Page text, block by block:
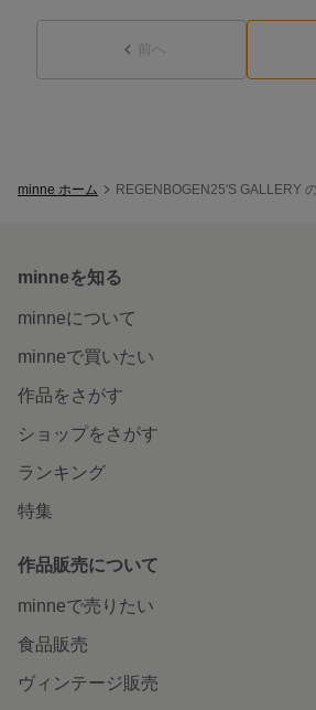
前へ
minne ホーム REGENBOGEN25'S GALLERY
minneを知る
minneについて
minneで買いたい
作品をさがす
ショップをさがす
ランキング
特集
作品販売について
minneで売りたい
食品販売
ヴィンテージ販売